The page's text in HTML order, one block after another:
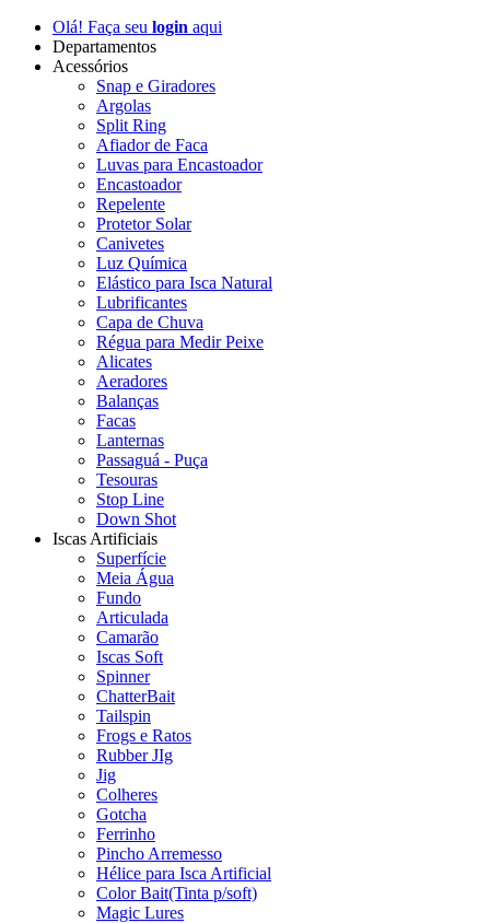
Olá! Faça seu login aqui
Departamentos
Acessórios
Snap e Giradores
Argolas
Split Ring
Afiador de Faca
Luvas para Encastoador
Encastoador
Repelente
Protetor Solar
Canivetes
Luz Química
Elástico para Isca Natural
Lubrificantes
Capa de Chuva
Régua para Medir Peixe
Alicates
Aeradores
Balanças
Facas
Lanternas
Passaguá - Puça
Tesouras
Stop Line
Down Shot
Iscas Artificiais
Superfície
Meia Água
Fundo
Articulada
Camarão
Iscas Soft
Spinner
ChatterBait
Tailspin
Frogs e Ratos
Rubber JIg
Jig
Colheres
Gotcha
Ferrinho
Pincho Arremesso
Hélice para Isca Artificial
Color Bait(Tinta p/soft)
Magic Lures